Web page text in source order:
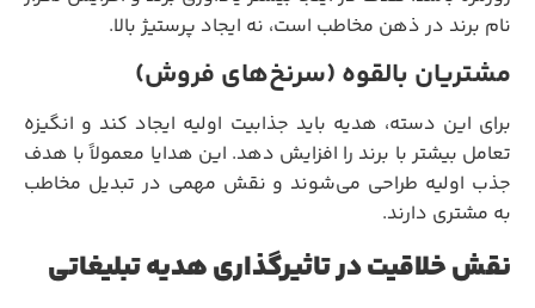
نام برند در ذهن مخاطب است، نه ایجاد پرستیژ بالا.
مشتریان بالقوه (سرنخ‌های فروش)
برای این دسته، هدیه باید جذابیت اولیه ایجاد کند و انگیزه
تعامل بیشتر با برند را افزایش دهد. این هدایا معمولاً با هدف
جذب اولیه طراحی می‌شوند و نقش مهمی در تبدیل مخاطب
به مشتری دارند.
نقش خلاقیت در تاثیرگذاری هدیه تبلیغاتی